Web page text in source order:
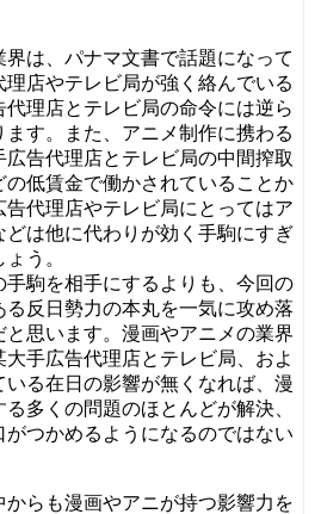
は、パナマ文書で話題になって
理店やテレビ局が強く絡んでいる
代理店とテレビ局の命令には逆ら
ます。また、アニメ制作に携わる
告代理店とテレビ局の中間搾取
の低賃金で働かされていることか
告代理店やテレビ局にとってはア
どは他に代わりが効く手駒にすぎ
う。
手駒を相手にするよりも、今回の
る反日勢力の本丸を一気に攻め落
と思います。漫画やアニメの業界
大手広告代理店とテレビ局、およ
いる在日の影響が無くなれば、漫
多くの問題のほとんどが解決、
がつかめるようになるのではない
からも漫画やアニが持つ影響力を